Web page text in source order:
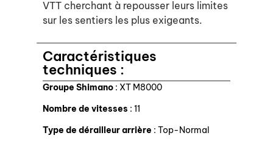
VTT cherchant à repousser leurs limites
sur les sentiers les plus exigeants.
Caractéristiques
techniques :
Groupe Shimano : XT M8000
Nombre de vitesses : 11
Type de dérailleur arrière : Top-Normal